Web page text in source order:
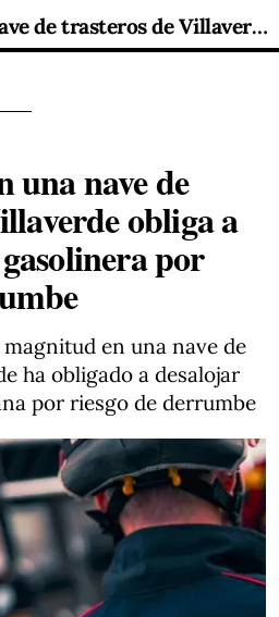
Un incendio en una nave de trasteros de Villaverde obliga a desalojar una gasolinera por riesgo de derrumbe
una nave de
obliga a
por
en una nave de
ha obligado a desalojar
por riesgo de derrumbe